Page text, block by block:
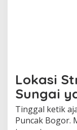
Lokasi
Sungai
Tinggal ketik
Puncak Bogor.